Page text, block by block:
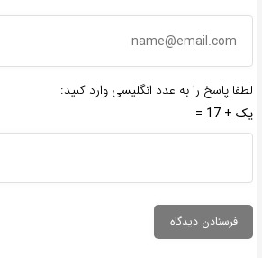
لطفا پاسخ را به عدد انگلیسی وارد کنید:
یک + 17 =